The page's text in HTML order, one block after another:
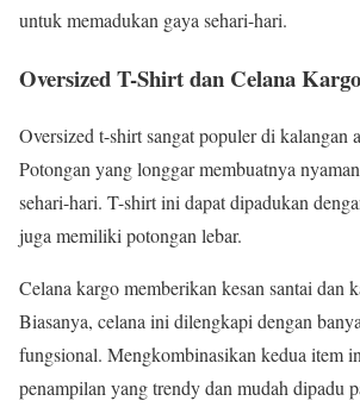
untuk memadukan gaya sehari-hari.
Oversized T-Shirt dan Celana Kargo
Oversized t-shirt sangat populer di kalangan
Potongan yang longgar membuatnya
sehari-hari. T-shirt ini dapat dipadukan
juga memiliki potongan lebar.
Celana kargo memberikan kesan santai dan
Biasanya, celana ini dilengkapi dengan
fungsional. Mengkombinasikan kedua item
penampilan yang trendy dan mudah dipadu